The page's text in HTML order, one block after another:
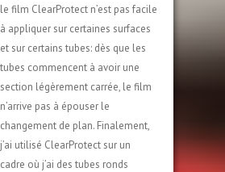
le film ClearProtect n’est pas facile
à appliquer sur certaines surfaces
et sur certains tubes: dès que les
tubes commencent à avoir une
section légèrement carrée, le film
n’arrive pas à épouser le
changement de plan. Finalement,
j’ai utilisé ClearProtect sur un
cadre où j’ai des tubes ronds